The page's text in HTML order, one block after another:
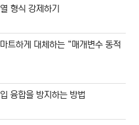
형식 강제하기
하게 대체하는 “매개변수 동적
융합을 방지하는 방법